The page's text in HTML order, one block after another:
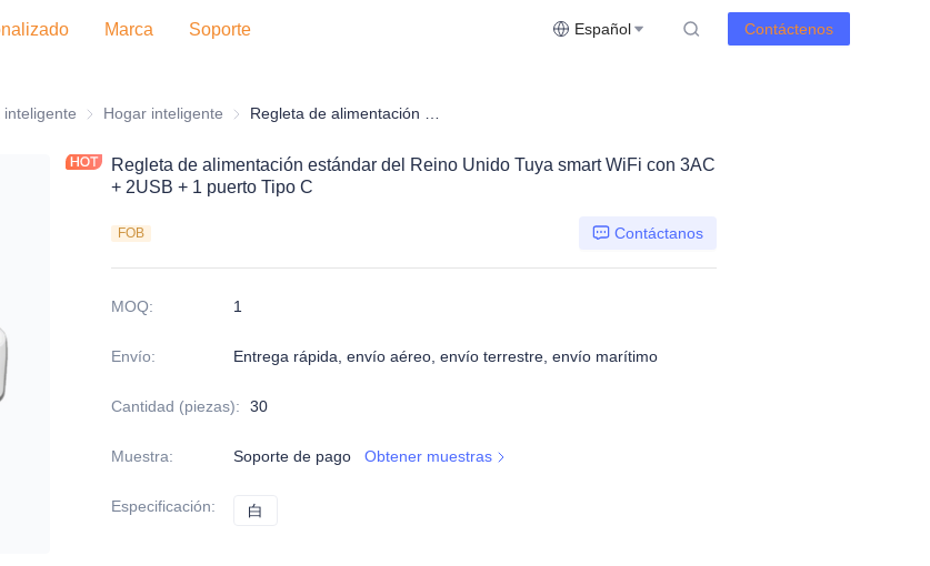
Marca Soporte Español Contáctenos
inteligente Electrónica inteligente
Hogar inteligente Hogar inteligente
Regleta de alimentación estándar del Reino Unido Tuya smart WiFi con 3AC
+ 2USB + 1 puerto Tipo C
FOB Contáctanos
MOQ: 1
Envío: Entrega rápida, envío aéreo, envío terrestre, envío marítimo
Cantidad (piezas): 30
Muestra: Soporte de pago Obtener muestras
Especificación: 白